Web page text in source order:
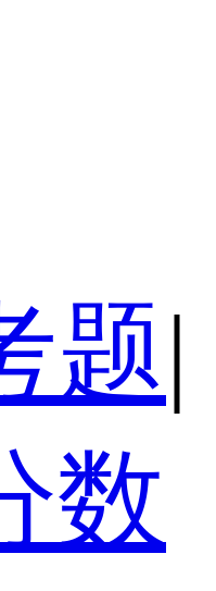
题|
数